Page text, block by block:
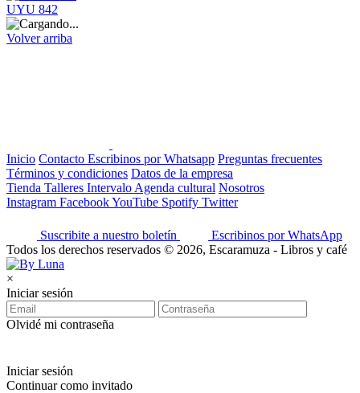
UYU 842
Volver arriba
Inicio Contacto Escribinos por Whatsapp Preguntas frecuentes
Términos y condiciones Datos de la empresa
Tienda Talleres Intervalo Agenda cultural Nosotros
Instagram FacebookYouTube Spotify Twitter
Suscribite a nuestro boletín
Escribinos por WhatsApp
Todos los derechos reservados © 2026, Escaramuza - Libros y café
×
Iniciar sesión
Olvidé mi contraseña
Iniciar sesión
Continuar como invitado